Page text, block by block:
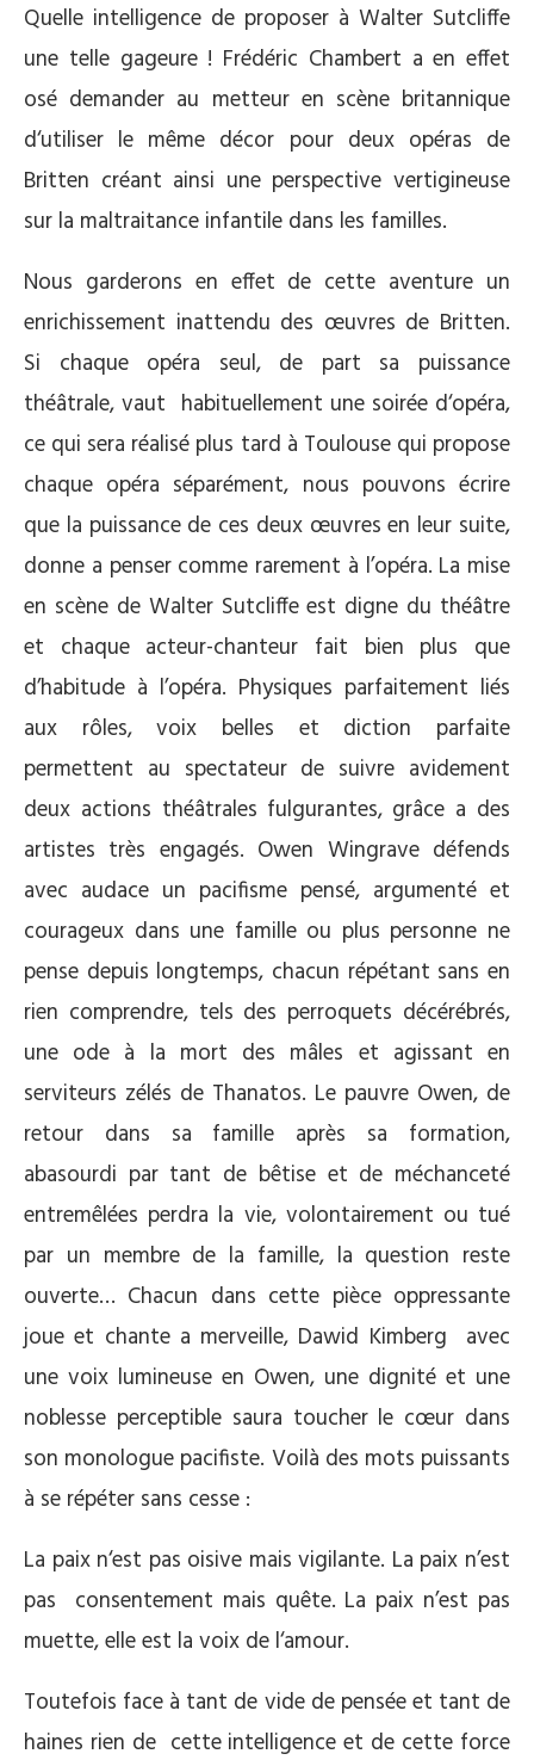
Quelle intelligence de proposer à Walter Sutcliffe
une telle gageure ! Frédéric Chambert a en effet
osé demander au metteur en scène britannique
d‘utiliser le même décor pour deux opéras de
Britten créant ainsi une perspective vertigineuse
sur la maltraitance infantile dans les familles.
Nous garderons en effet de cette aventure un
enrichissement inattendu des œuvres de Britten.
Si chaque opéra seul, de part sa puissance
théâtrale, vaut habituellement une soirée d‘opéra,
ce qui sera réalisé plus tard à Toulouse qui propose
chaque opéra séparément, nous pouvons écrire
que la puissance de ces deux œuvres en leur suite,
donne a penser comme rarement à l’opéra. La mise
en scène de Walter Sutcliffe est digne du théâtre
et chaque acteur-chanteur fait bien plus que
d’habitude à l’opéra. Physiques parfaitement liés
aux rôles, voix belles et diction parfaite
permettent au spectateur de suivre avidement
deux actions théâtrales fulgurantes, grâce a des
artistes très engagés. Owen Wingrave défends
avec audace un pacifisme pensé, argumenté et
courageux dans une famille ou plus personne ne
pense depuis longtemps, chacun répétant sans en
rien comprendre, tels des perroquets décérébrés,
une ode à la mort des mâles et agissant en
serviteurs zélés de Thanatos. Le pauvre Owen, de
retour dans sa famille après sa formation,
abasourdi par tant de bêtise et de méchanceté
entremêlées perdra la vie, volontairement ou tué
par un membre de la famille, la question reste
ouverte… Chacun dans cette pièce oppressante
joue et chante a merveille, Dawid Kimberg avec
une voix lumineuse en Owen, une dignité et une
noblesse perceptible saura toucher le cœur dans
son monologue pacifiste. Voilà des mots puissants
à se répéter sans cesse :
La paix n‘est pas oisive mais vigilante. La paix n’est
pas consentement mais quête. La paix n’est pas
muette, elle est la voix de l‘amour.
Toutefois face à tant de vide de pensée et tant de
haines rien de cette intelligence et de cette force